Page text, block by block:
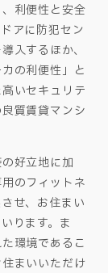
利便性と安全
アに防犯セン
入するほか、
の利便性」と
いセキュリテ
質賃貸マンシ
好立地に加
のフィットネ
せ、お住まい
ります。ま
環境であるこ
まいいただけ